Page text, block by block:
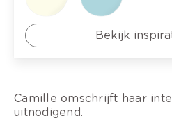
Bekijk
Camille omschrijft haar
uitnodigend.